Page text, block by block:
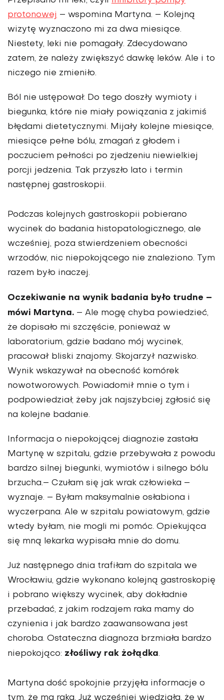
protonowej – wspomina Martyna. – Kolejną
wizytę wyznaczono mi za dwa miesiące.
Niestety, leki nie pomagały. Zdecydowano
zatem, że należy zwiększyć dawkę leków. Ale i to
niczego nie zmieniło.
Ból nie ustępował. Do tego doszły wymioty i
biegunka, które nie miały powiązania z jakimiś
błędami dietetycznymi. Mijały kolejne miesiące,
miesiące pełne bólu, zmagań z głodem i
poczuciem pełności po zjedze­niu niewielkiej
porcji jedzenia. Tak przyszło lato i termin
następnej gastroskopii.
Podczas kolejnych gastroskopii pobierano
wycinek do bada­nia histopatologicznego, ale
wcześniej, poza stwierdzeniem obecności
wrzodów, nic niepokojącego nie znaleziono. Tym
razem było inaczej.
Oczekiwanie na wynik badania było trudne –
mówi Mar­tyna. – Ale mogę chyba powiedzieć,
że dopisało mi szczę­ście, ponieważ w
laboratorium, gdzie badano mój wycinek,
pracował bliski znajomy. Skojarzył nazwisko.
Wynik wska­zywał na obecność komórek
nowotworowych. Powiadomił mnie o tym i
podpowiedział, żeby jak najszybciej zgłosić się
na kolejne badanie.
Informacja o niepokojącej diagnozie zastała
Martynę w szpitalu, gdzie przebywała z powodu
bardzo silnej bie­gunki, wymiotów i silnego bólu
brzucha.– Czułam się jak wrak człowieka –
wyznaje. – Byłam maksy­malnie osłabiona i
wyczerpana. Ale w szpitalu powiatowym, gdzie
wtedy byłam, nie mogli mi pomóc. Opiekująca
się mną lekarka wypisała mnie do domu.
Już następnego dnia trafiłam do szpitala we
Wrocławiu, gdzie wykonano kolejną gastroskopię
i pobrano większy wycinek, aby dokładnie
przebadać, z jakim rodzajem raka mamy do
czynienia i jak bardzo zaawansowana jest
choroba. Ostateczna diagnoza brzmiała bardzo
niepokojąco: złośliwy rak żołądka.
Martyna dość spokojnie przyjęła informacje o
tym, że ma raka. Już wcześniej wiedziała, że w